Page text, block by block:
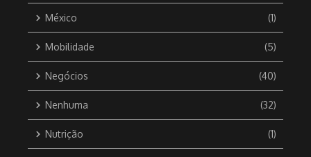
México (1)
Mobilidade (5)
Negócios (40)
Nenhuma (32)
Nutrição (1)